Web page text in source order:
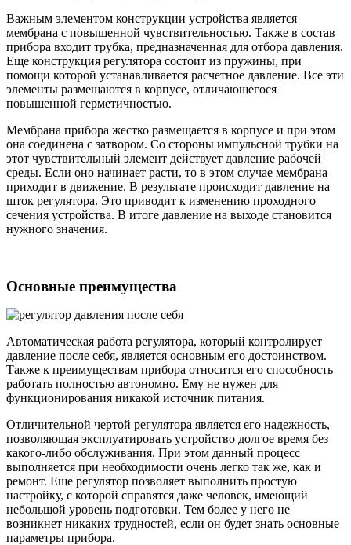
Важным элементом конструкции устройства является
мембрана с повышенной чувствительностью. Также в состав
прибора входит трубка, предназначенная для отбора давления.
Еще конструкция регулятора состоит из пружины, при
помощи которой устанавливается расчетное давление. Все эти
элементы размещаются в корпусе, отличающегося
повышенной герметичностью.
Мембрана прибора жестко размещается в корпусе и при этом
она соединена с затвором. Со стороны импульсной трубки на
этот чувствительный элемент действует давление рабочей
среды. Если оно начинает расти, то в этом случае мембрана
приходит в движение. В результате происходит давление на
шток регулятора. Это приводит к изменению проходного
сечения устройства. В итоге давление на выходе становится
нужного значения.
Основные преимущества
Автоматическая работа регулятора, который контролирует
давление после себя, является основным его достоинством.
Также к преимуществам прибора относится его способность
работать полностью автономно. Ему не нужен для
функционирования никакой источник питания.
Отличительной чертой регулятора является его надежность,
позволяющая эксплуатировать устройство долгое время без
какого-либо обслуживания. При этом данный процесс
выполняется при необходимости очень легко так же, как и
ремонт. Еще регулятор позволяет выполнить простую
настройку, с которой справятся даже человек, имеющий
небольшой уровень подготовки. Тем более у него не
возникнет никаких трудностей, если он будет знать основные
параметры прибора.